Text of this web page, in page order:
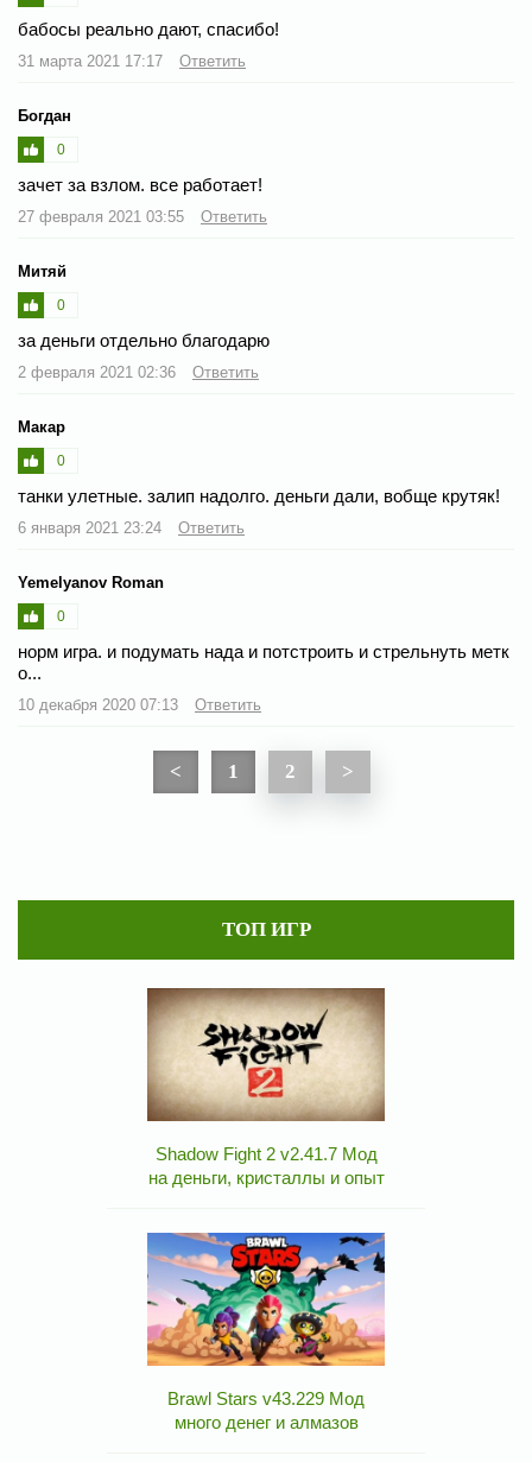
бабосы реально дают, спасибо!
31 марта 2021 17:17 Ответить
Богдан
0
зачет за взлом. все работает!
27 февраля 2021 03:55 Ответить
Митяй
0
за деньги отдельно благодарю
2 февраля 2021 02:36 Ответить
Макар
0
танки улетные. залип надолго. деньги дали, вобще крутяк!
6 января 2021 23:24 Ответить
Yemelyanov Roman
0
норм игра. и подумать нада и потстроить и стрельнуть метк
о...
10 декабря 2020 07:13 Ответить
< 1 2 >
ТОП ИГР
Shadow Fight 2 v2.41.7 Мод
на деньги, кристаллы и опыт
Brawl Stars v43.229 Мод
много денег и алмазов